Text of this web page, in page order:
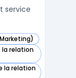
service
la relation
la relation